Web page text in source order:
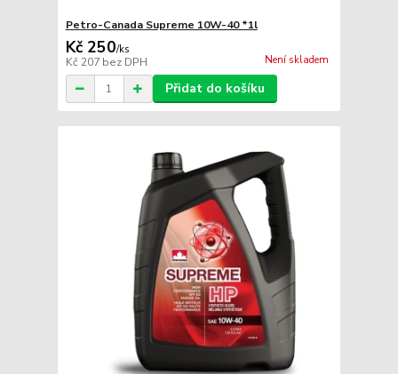
Petro-Canada Supreme 10W-40 *1l
Kč 250/ks
Kč 207 bez DPH Není skladem
Přidat do košíku